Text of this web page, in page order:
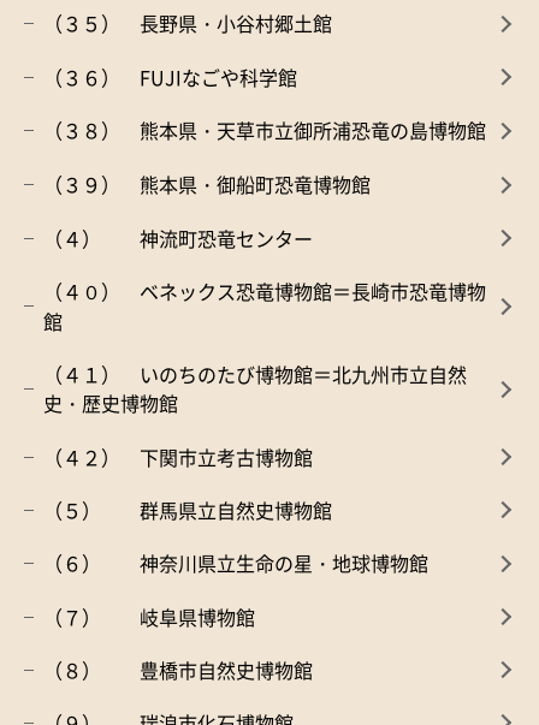
（３５） 長野県・小谷村郷土館
（３６） FUJIなごや科学館
（３８） 熊本県・天草市立御所浦恐竜の島博物館
（３９） 熊本県・御船町恐竜博物館
（４） 神流町恐竜センター
（４０） ベネックス恐竜博物館＝長崎市恐竜博物
館
（４１） いのちのたび博物館＝北九州市立自然
史・歴史博物館
（４２） 下関市立考古博物館
（５） 群馬県立自然史博物館
（６） 神奈川県立生命の星・地球博物館
（７） 岐阜県博物館
（８） 豊橋市自然史博物館